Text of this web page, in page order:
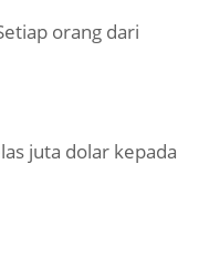
orang dari
juta dolar kepada